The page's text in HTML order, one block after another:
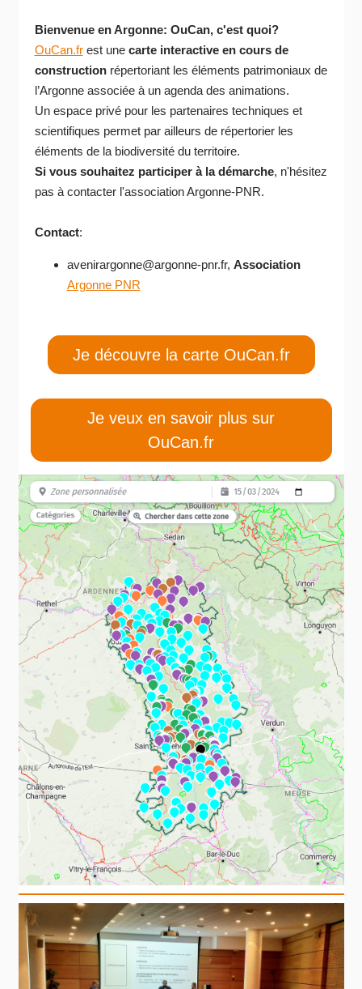
Bienvenue en Argonne: OuCan, c'est quoi?
OuCan.frest une carte interactive en cours de
constructionrépertoriant les éléments patrimoniaux de
l’Argonne associée à un agenda des animations.
Un espace privé pour les partenaires techniques et
scientifiques permet par ailleurs de répertorier les
éléments de la biodiversité du territoire.
Si vous souhaitez participer à la démarche, n'hésitez
pas à contacter l'association Argonne-PNR.
Contact:
avenirargonne@argonne-pnr.fr, Association
Argonne PNR
Je découvre la carte OuCan.fr
Je veux en savoir plus sur
OuCan.fr